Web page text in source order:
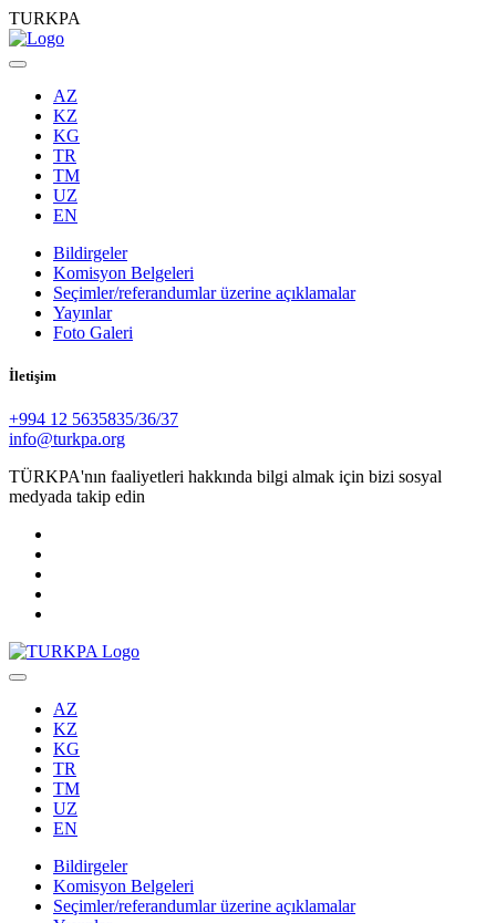
TURKPA
AZ
KZ
KG
TR
TM
UZ
EN
Bildirgeler
Komisyon Belgeleri
Seçimler/referandumlar üzerine açıklamalar
Yayınlar
Foto Galeri
İletişim
+994 12 5635835/36/37
info@turkpa.org
TÜRKPA'nın faaliyetleri hakkında bilgi almak için bizi sosyal
medyada takip edin
AZ
KZ
KG
TR
TM
UZ
EN
Bildirgeler
Komisyon Belgeleri
Seçimler/referandumlar üzerine açıklamalar